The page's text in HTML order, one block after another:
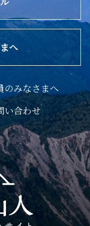
へ
のみなさまへ
い合わせ